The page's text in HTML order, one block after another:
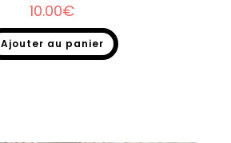
10.00€
Ajouter au panier